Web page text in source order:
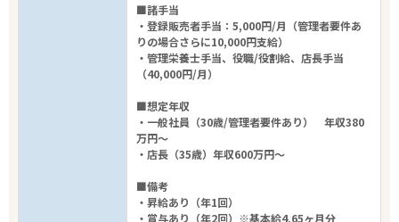
6件から検索する
■諸手当
・登録販売者手当：5,000円/月（管理者要件あ
りの場合さらに10,000円支給）
・管理栄養士手当、役職/役割給、店長手当
（40,000円/月）
■想定年収
・一般社員（30歳/管理者要件あり） 年収380
万円～
・店長（35歳）年収600万円～
■備考
・昇給あり（年1回）
・賞与あり（年2回）※基本給4.65ヶ月分